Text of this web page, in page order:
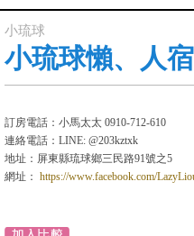
小琉球
小琉球懶、人宿
訂房電話：小馬太太 0910-712-610
連絡電話：LINE: @203kztxk
地址：屏東縣琉球鄉三民路91號之5
網址： https://www.facebook.com/